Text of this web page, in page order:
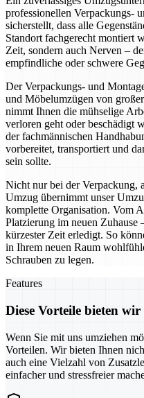
professionellen Verpackungs-
sicherstellt, dass alle
Standort fachgerecht montiert
Zeit, sondern auch Nerven –
empfindliche oder schwere
Der Verpackungs- und
und Möbelumzügen von
nimmt Ihnen die mühselige
verloren geht oder beschädigt
der fachmännischen
vorbereitet, transportiert und
sein sollte.
Nicht nur bei der Verpackung,
Umzug übernimmt unser
komplette Organisation. Vom
Platzierung im neuen Zuhause
kürzester Zeit erledigt. So
in Ihrem neuen Raum
Schrauben zu legen.
Features
Diese Vorteile bieten
Wenn Sie mit uns umziehen
Vorteilen. Wir bieten Ihnen
auch eine Vielzahl von
einfacher und stressfreier